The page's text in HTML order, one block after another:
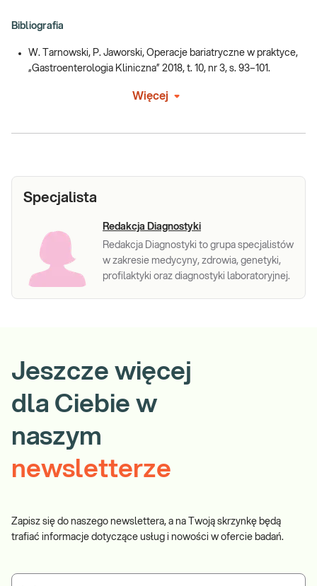
Bibliografia
W. Tarnowski, P. Jaworski, Operacje bariatryczne w praktyce,
„Gastroenterologia Kliniczna” 2018, t. 10, nr 3, s. 93–101.
Więcej
Specjalista
Redakcja Diagnostyki
Redakcja Diagnostyki to grupa specjalistów
w zakresie medycyny, zdrowia, genetyki,
profilaktyki oraz diagnostyki laboratoryjnej.
Jeszcze więcej
dla Ciebie w
naszym
newsletterze
Zapisz się do naszego newslettera, a na Twoją skrzynkę będą
trafiać informacje dotyczące usług i nowości w ofercie badań.